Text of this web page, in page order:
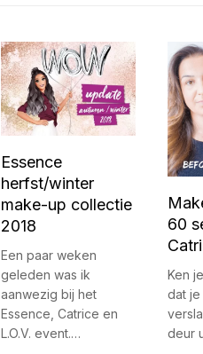
Essence
herfst/winter
make-up collectie
2018
Een paar weken
geleden was ik
aanwezig bij het
Essence, Catrice en
L.O.V. event.…
60
Ken
dat
deur